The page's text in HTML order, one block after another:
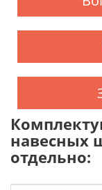
навесных
отдельно: